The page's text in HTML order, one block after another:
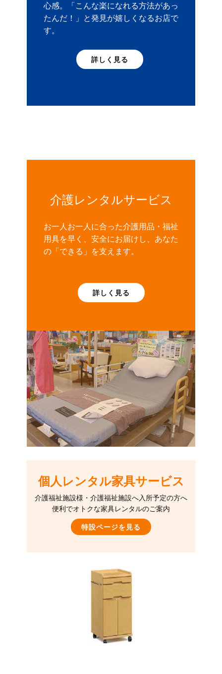
心感。「こんな楽になれる方法があっ
たんだ！」と発見が嬉しくなるお店で
す。
詳しく見る
介護レンタルサービス
お一人お一人に合った介護用品・福祉
用具を早く、安全にお届けし、あなた
の「できる」を支えます。
詳しく見る
個人レンタル家具サービス
介護福祉施設様・介護福祉施設へ入所予定の方へ
便利でオトクな家具レンタルのご案内
特設ページを見る